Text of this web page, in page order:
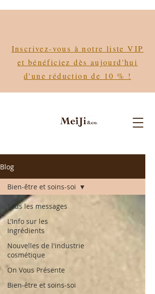
Inscrivez-vous à notre liste VIP
et bénéficiez dès aujourd'hui
d'une réduction de 10 % !
Blog
Tous les messages
L'Info sur les
Ingrédients
Nouvelles de l'industrie
cosmétique
On Vous Présente
Bien-être et soins-soi
Bien-être et soins-soi